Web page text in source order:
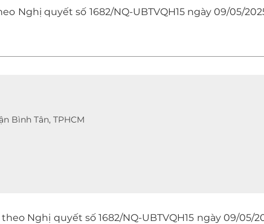
Nghị quyết số 1682/NQ-UBTVQH15 ngày 09/05/
Bình Tân, TPHCM
Nghị quyết số 1682/NQ-UBTVQH15 ngày 09/05/